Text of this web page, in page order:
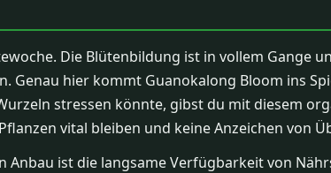
Die Blütenbildung ist in vollem Gange
Genau hier kommt Guanokalong Bloom ins
stressen könnte, gibst du mit diesem
vital bleiben und keine Anzeichen von
Anbau ist die langsame Verfügbarkeit von